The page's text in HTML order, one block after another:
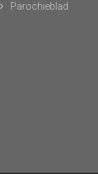
Parochieblad